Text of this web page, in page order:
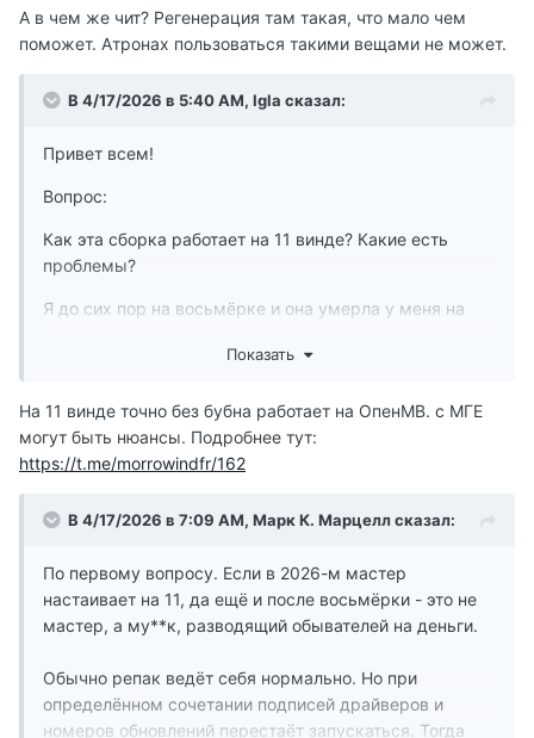
а вот регенерация маны - чит абсолютный, мне в
прошлое прохождение кто то даже помогал модом,
(который в конце ветки ГМ добывается).
А в чем же чит? Регенерация там такая, что мало чем
поможет. Атронах пользоваться такими вещами не может.
В 4/17/2026 в 5:40 AM, Igla сказал:
Привет всем!
Вопрос:
Как эта сборка работает на 11 винде? Какие есть
проблемы?
Я до сих пор на восьмёрке и она умерла у меня на
что играю только в "старые" игры, большинство
Буду благодарна за любые советы)
Вопрос в догонку:
Очень люблю крафт, кую с удовольствием,(может кто
сборке есть?
Интересует:
реализовали?
Во вторых - можно ли сейчас ковать стеклянную и
Показать
На 11 винде точно без бубна работает на ОпенМВ. с МГЕ
могут быть нюансы. Подробнее тут:
https://t.me/morrowindfr/162
В 4/17/2026 в 7:09 AM, Марк К. Марцелл сказал:
По первому вопросу. Если в 2026-м мастер
настаивает на 11, да ещё и после восьмёрки - это не
мастер, а му**к, разводящий обывателей на деньги.
Обычно репак ведёт себя нормально. Но при
определённом сочетании подписей драйверов и
номеров обновлений перестаёт запускаться. Тогда